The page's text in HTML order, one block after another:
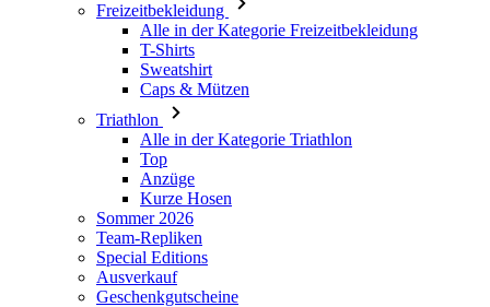
Freizeitbekleidung
Alle in der Kategorie Freizeitbekleidung
T-Shirts
Sweatshirt
Caps & Mützen
Triathlon
Alle in der Kategorie Triathlon
Top
Anzüge
Kurze Hosen
Sommer 2026
Team-Repliken
Special Editions
Ausverkauf
Geschenkgutscheine